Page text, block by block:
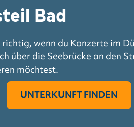
Bad
wenn du Konzerte im
über die Seebrücke an den
möchtest.
UNTERKUNFT FINDEN